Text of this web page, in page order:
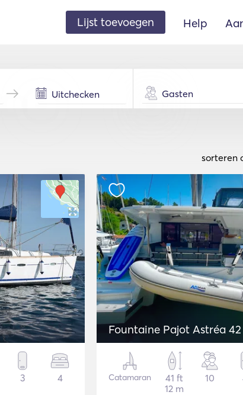
Lijst toevoegen Help
Gasten
sorteren
3 4
Fountaine Pajot Astréa 42
Catamaran
41 ft
12 m
10